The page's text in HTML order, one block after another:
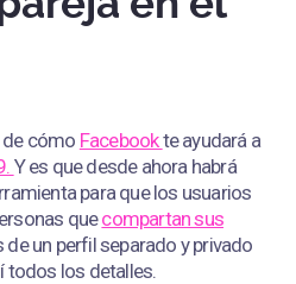
cómo Facebookte ayudará a
Y es que desde ahora habrá
para que los usuarios
quecompartan sus
de un perfil separado y privado
todos los detalles.